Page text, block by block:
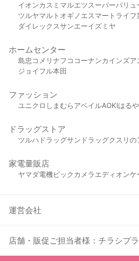
イオンカスミ マルエツスーパーバリュ
ツルヤマルト オギノ エスマート ライフ
ダイレックスサンエーイズミヤ
ホームセンター
島忠 コメリ ナフコ コーナンカインズア
ジョイフル本田
ファッション
ユニクロ しまむら アベイルAOKIはる
ドラッグストア
ツルハドラッグサンドラッグクスリの
家電量販店
ヤマダ電機ビックカメラ エディオンケ
運営会社
店舗・販促ご担当者様：チラシプ